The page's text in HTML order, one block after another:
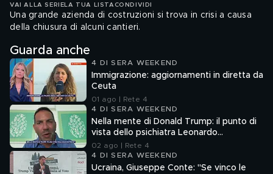
VAI ALLA SERIE LA TUA LISTA CONDIVIDI
Una grande azienda di costruzioni si trova in crisi a causa
della chiusura di alcuni cantieri.
Guarda anche
4 DI SERA WEEKEND
Immigrazione: aggiornamenti in diretta da
Ceuta
01 ago | Rete 4
4 DI SERA WEEKEND
Nella mente di Donald Trump: il punto di
vista dello psichiatra Leonardo
Mendolicchio
02 ago | Rete 4
4 DI SERA WEEKEND
Ucraina, Giuseppe Conte: "Se vinco le